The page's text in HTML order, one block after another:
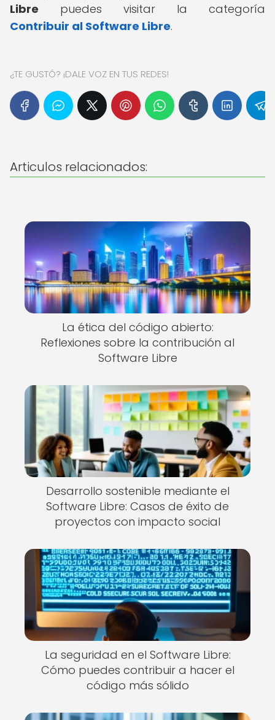
Libre puedes visitar la categoría
Contribuir al Software Libre.
¿TE GUSTÓ? ¡DALE VOZ EN TUS REDES!
Articulos relacionados:
La ética del código abierto:
Reflexiones sobre la contribución al
Software Libre
Desarrollo sostenible mediante el
Software Libre: Casos de éxito de
proyectos con impacto social
La seguridad en el Software Libre:
Cómo puedes contribuir a hacer el
código más sólido